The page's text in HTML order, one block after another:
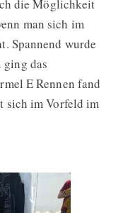
die Möglichkeit
man sich im
Spannend wurde
ging das
E Rennen fand
sich im Vorfeld im